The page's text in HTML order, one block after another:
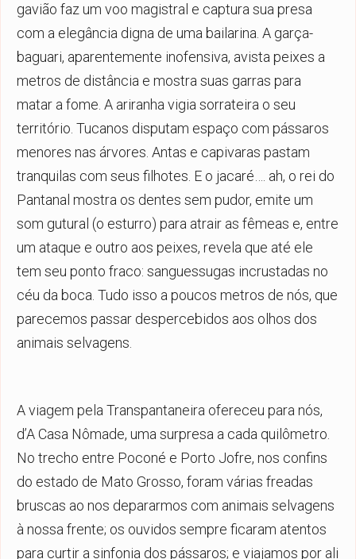
gavião faz um voo magistral e captura sua presa
com a elegância digna de uma bailarina. A garça-
baguari, aparentemente inofensiva, avista peixes a
metros de distância e mostra suas garras para
matar a fome. A ariranha vigia sorrateira o seu
território. Tucanos disputam espaço com pássaros
menores nas árvores. Antas e capivaras pastam
tranquilas com seus filhotes. E o jacaré…. ah, o rei do
Pantanal mostra os dentes sem pudor, emite um
som gutural (o esturro) para atrair as fêmeas e, entre
um ataque e outro aos peixes, revela que até ele
tem seu ponto fraco: sanguessugas incrustadas no
céu da boca. Tudo isso a poucos metros de nós, que
parecemos passar despercebidos aos olhos dos
animais selvagens.
A viagem pela Transpantaneira ofereceu para nós,
d’A Casa Nômade, uma surpresa a cada quilômetro.
No trecho entre Poconé e Porto Jofre, nos confins
do estado de Mato Grosso, foram várias freadas
bruscas ao nos depararmos com animais selvagens
à nossa frente; os ouvidos sempre ficaram atentos
para curtir a sinfonia dos pássaros; e viajamos por ali